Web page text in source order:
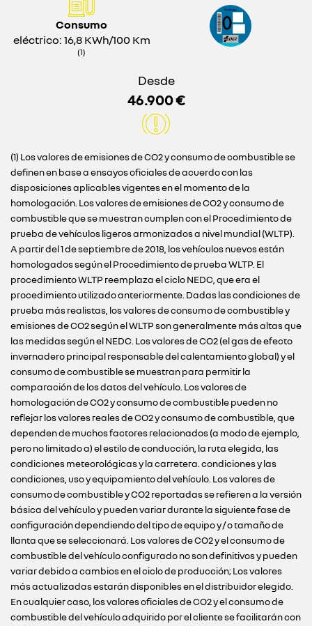
Consumo
eléctrico: 16,8 KWh/100 Km
(1)
Desde
46.900 €
(1) Los valores de emisiones de CO2 y consumo de combustible se
definen en base a ensayos oficiales de acuerdo con las
disposiciones aplicables vigentes en el momento de la
homologación. Los valores de emisiones de CO2 y consumo de
combustible que se muestran cumplen con el Procedimiento de
prueba de vehículos ligeros armonizados a nivel mundial (WLTP).
A partir del 1 de septiembre de 2018, los vehículos nuevos están
homologados según el Procedimiento de prueba WLTP. El
procedimiento WLTP reemplaza el ciclo NEDC, que era el
procedimiento utilizado anteriormente. Dadas las condiciones de
prueba más realistas, los valores de consumo de combustible y
emisiones de CO2 según el WLTP son generalmente más altas que
las medidas según el NEDC. Los valores de CO2 (el gas de efecto
invernadero principal responsable del calentamiento global) y el
consumo de combustible se muestran para permitir la
comparación de los datos del vehículo. Los valores de
homologación de CO2 y consumo de combustible pueden no
reflejar los valores reales de CO2 y consumo de combustible, que
dependen de muchos factores relacionados (a modo de ejemplo,
pero no limitado a) el estilo de conducción, la ruta elegida, las
condiciones meteorológicas y la carretera. condiciones y las
condiciones, uso y equipamiento del vehículo. Los valores de
consumo de combustible y CO2 reportadas se refieren a la versión
básica del vehículo y pueden variar durante la siguiente fase de
configuración dependiendo del tipo de equipo y / o tamaño de
llanta que se seleccionará. Los valores de CO2 y el consumo de
combustible del vehículo configurado no son definitivos y pueden
variar debido a cambios en el ciclo de producción; Los valores
más actualizadas estarán disponibles en el distribuidor elegido.
En cualquier caso, los valores oficiales de CO2 y el consumo de
combustible del vehículo adquirido por el cliente se facilitarán con